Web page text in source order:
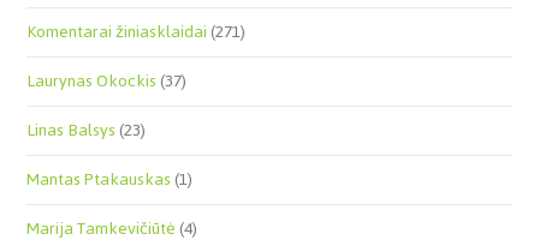
Komentarai žiniasklaidai(271)
Laurynas Okockis(37)
Linas Balsys(23)
Mantas Ptakauskas(1)
Marija Tamkevičiūtė(4)